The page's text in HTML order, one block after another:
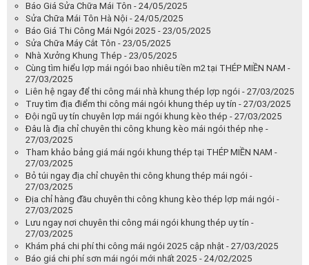
Báo Giá Sửa Chữa Mái Tôn - 24/05/2025
Sửa Chữa Mái Tôn Hà Nội - 24/05/2025
Báo Giá Thi Công Mái Ngói 2025 - 23/05/2025
Sửa Chữa Máy Cắt Tôn - 23/05/2025
Nhà Xưởng Khung Thép - 23/05/2025
Cùng tìm hiểu lợp mái ngói bao nhiêu tiền m2 tại THÉP MIỀN NAM -
27/03/2025
Liên hệ ngay để thi công mái nhà khung thép lợp ngói - 27/03/2025
Truy tìm địa điểm thi công mái ngói khung thép uy tín - 27/03/2025
Đội ngũ uy tín chuyên lợp mái ngói khung kèo thép - 27/03/2025
Đâu là địa chỉ chuyên thi công khung kèo mái ngói thép nhẹ -
27/03/2025
Tham khảo bảng giá mái ngói khung thép tại THÉP MIỀN NAM -
27/03/2025
Bỏ túi ngay địa chỉ chuyên thi công khung thép mái ngói -
27/03/2025
Địa chỉ hàng đầu chuyên thi công khung kèo thép lợp mái ngói -
27/03/2025
Lưu ngay nơi chuyên thi công mái ngói khung thép uy tín -
27/03/2025
Khám phá chi phí thi công mái ngói 2025 cập nhật - 27/03/2025
Báo giá chi phí sơn mái ngói mới nhất 2025 - 24/02/2025